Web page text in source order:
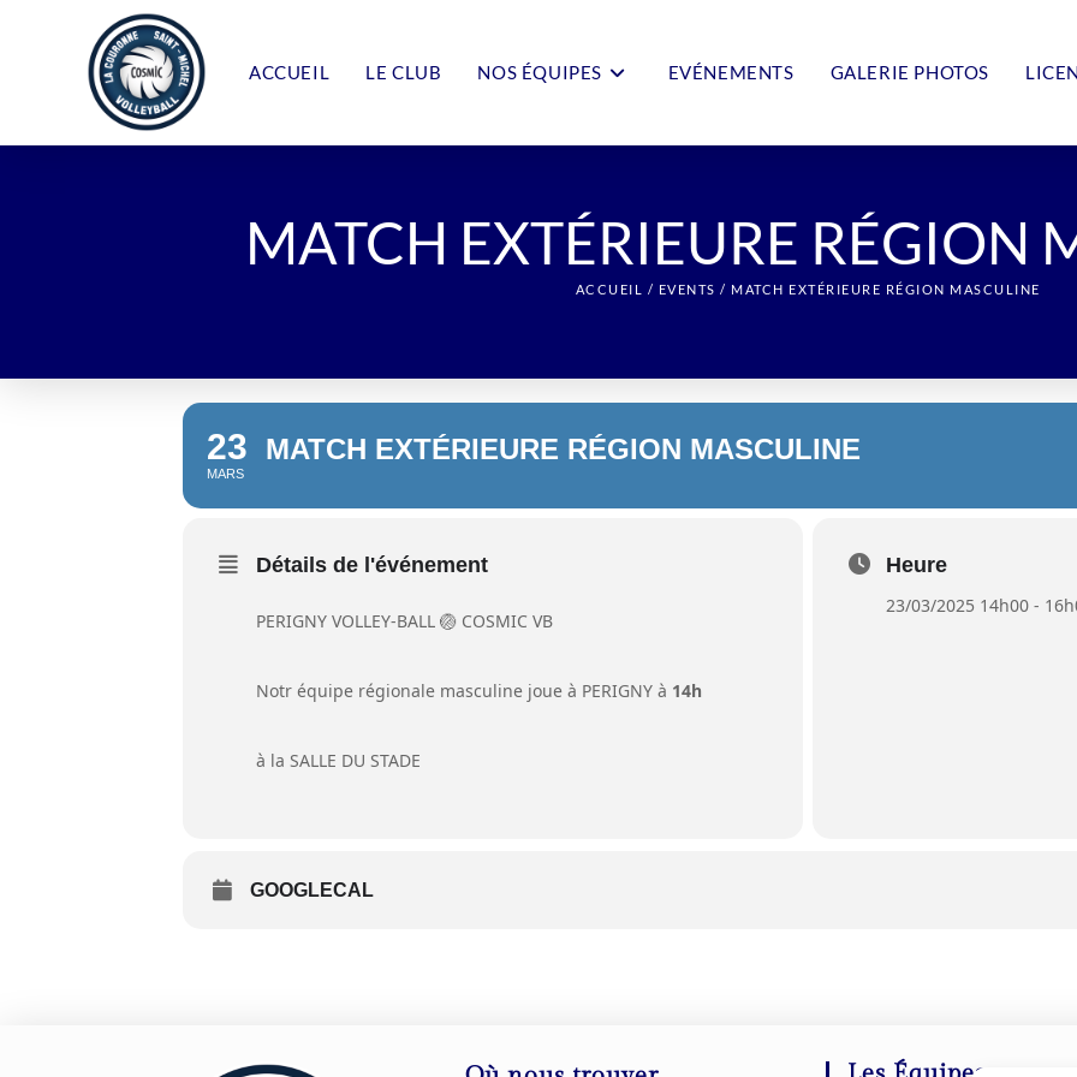
ACCUEIL LE CLUB NOS ÉQUIPES EVÉNEMENTS GALERIE PHOTOS
MATCH EXTÉRIEURE RÉGION
ACCUEIL / EVENTS / MATCH EXTÉRIEURE RÉGION MASCULINE
23
MARS
MATCH EXTÉRIEURE RÉGION MASCULINE
Détails de l'événement
PERIGNY VOLLEY-BALL 🏐 COSMIC VB
Notr équipe régionale masculine joue à PERIGNY à 14h
à la SALLE DU STADE
Heure
23/03/2025 14h00 -
GOOGLECAL